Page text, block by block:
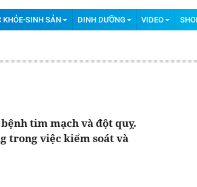
KHỎE-SINH SẢN DINH DƯỠNG VIDEO
tim mạch và đột quỵ.
trong việc kiểm soát và